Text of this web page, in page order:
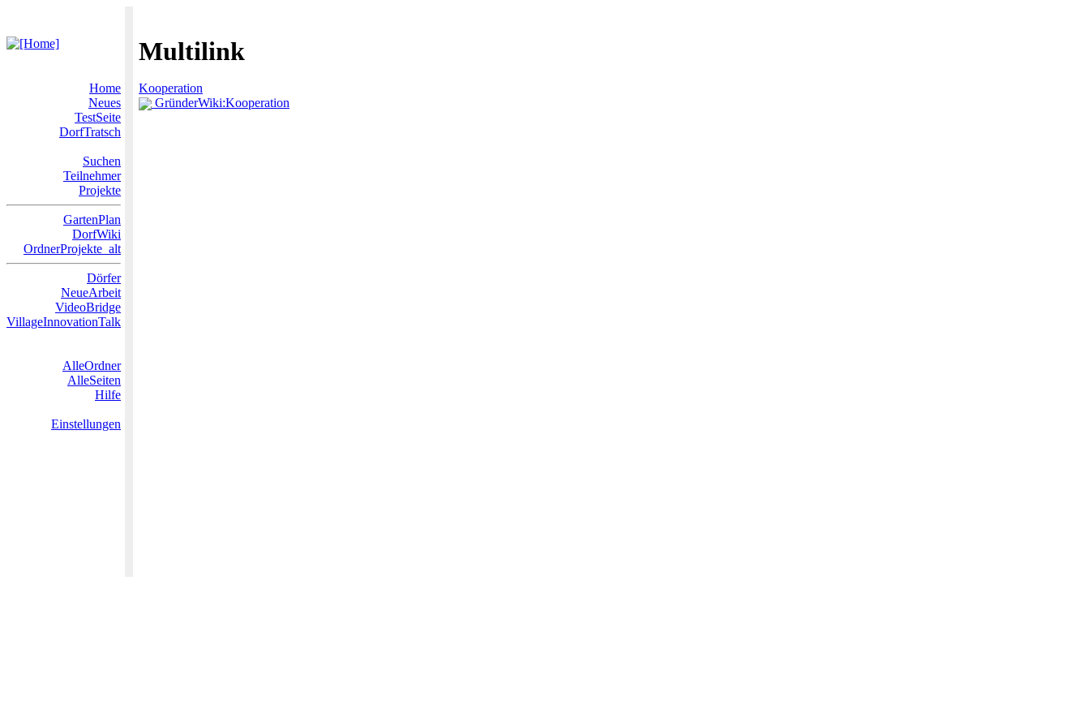
Multilink
Home
Neues
TestSeite
DorfTratsch
Suchen
Teilnehmer
Projekte
GartenPlan
DorfWiki
OrdnerProjekte_alt
Dörfer
NeueArbeit
VideoBridge
VillageInnovationTalk
AlleOrdner
AlleSeiten
Hilfe
Einstellungen
Kooperation
GründerWiki:Kooperation